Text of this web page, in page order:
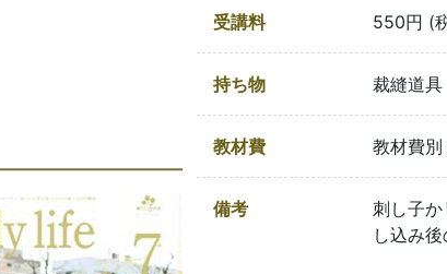
受講料 550円 (
持ち物 裁縫道具
教材費 教材費別
備考
刺し子
し込み